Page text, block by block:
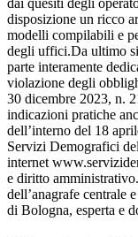
dai quesiti degli
disposizione un ricco
modelli compilabili e
degli uffici.Da ultimo
parte interamente
violazione degli
30 dicembre 2023, n.
indicazioni pratiche
dell’interno del 18
Servizi Demografici
internet
e diritto
dell’anagrafe centrale
di Bologna, esperta e